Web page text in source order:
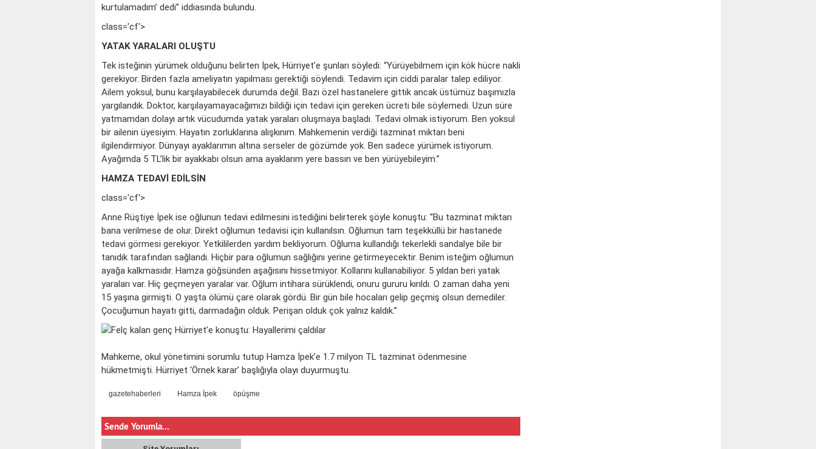
kurtulamadım’ dedi” iddiasında bulundu.
class='cf'>
YATAK YARALARI OLUŞTU
Tek isteğinin yürümek olduğunu belirten İpek, Hürriyet’e şunları söyledi: “Yürüyebilmem için kök hücre nakli
gerekiyor. Birden fazla ameliyatın yapılması gerektiği söylendi. Tedavim için ciddi paralar talep ediliyor.
Ailem yoksul, bunu karşılayabilecek durumda değil. Bazı özel hastanelere gittik ancak üstümüz başımızla
yargılandık. Doktor, karşılayamayacağımızı bildiği için tedavi için gereken ücreti bile söylemedi. Uzun süre
yatmamdan dolayı artık vücudumda yatak yaraları oluşmaya başladı. Tedavi olmak istiyorum. Ben yoksul
bir ailenin üyesiyim. Hayatın zorluklarına alışkınım. Mahkemenin verdiği tazminat miktarı beni
ilgilendirmiyor. Dünyayı ayaklarımın altına serseler de gözümde yok. Ben sadece yürümek istiyorum.
Ayağımda 5 TL’lik bir ayakkabı olsun ama ayaklarım yere bassın ve ben yürüyebileyim.”
HAMZA TEDAVİ EDİLSİN
class='cf'>
Anne Rüştiye İpek ise oğlunun tedavi edilmesini istediğini belirterek şöyle konuştu: “Bu tazminat miktarı
bana verilmese de olur. Direkt oğlumun tedavisi için kullanılsın. Oğlumun tam teşekküllü bir hastanede
tedavi görmesi gerekiyor. Yetkililerden yardım bekliyorum. Oğluma kullandığı tekerlekli sandalye bile bir
tanıdık tarafından sağlandı. Hiçbir para oğlumun sağlığını yerine getirmeyecektir. Benim isteğim oğlumun
ayağa kalkmasıdır. Hamza göğsünden aşağısını hissetmiyor. Kollarını kullanabiliyor. 5 yıldan beri yatak
yaraları var. Hiç geçmeyen yaralar var. Oğlum intihara sürüklendi, onuru gururu kırıldı. O zaman daha yeni
15 yaşına girmişti. O yaşta ölümü çare olarak gördü. Bir gün bile hocaları gelip geçmiş olsun demediler.
Çocuğumun hayatı gitti, darmadağın olduk. Perişan olduk çok yalnız kaldık.”
Mahkeme, okul yönetimini sorumlu tutup Hamza İpek’e 1.7 milyon TL tazminat ödenmesine
hükmetmişti. Hürriyet ‘Örnek karar’ başlığıyla olayı duyurmuştu.
gazetehaberleri Hamza İpek öpüşme
Sende Yorumla...